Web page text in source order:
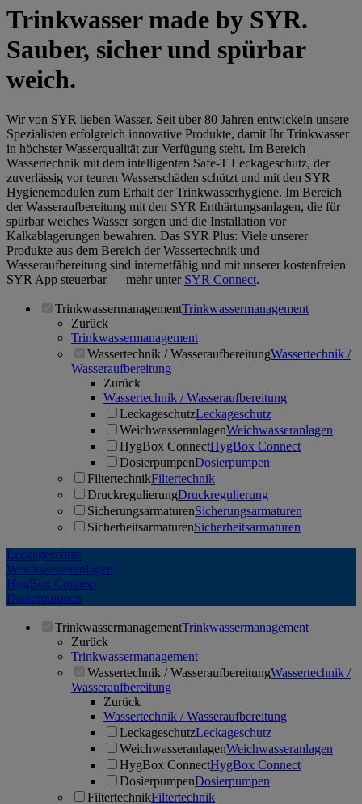
Trinkwasser made by SYR.
Sauber, sicher und spürbar
weich.
Wir von SYR lieben Wasser. Seit über 80 Jahren entwickeln unsere
Spezialisten erfolgreich innovative Produkte, damit Ihr Trinkwasser
in höchster Wasserqualität zur Verfügung steht. Im Bereich
Wassertechnik mit dem intelligenten Safe-T Leckageschutz, der
zuverlässig vor teuren Wasserschäden schützt und mit den SYR
Hygienemodulen zum Erhalt der Trinkwasserhygiene. Im Bereich
der Wasseraufbereitung mit den SYR Enthärtungsanlagen, die für
spürbar weiches Wasser sorgen und die Installation vor
Kalkablagerungen bewahren. Das SYR Plus: Viele unserer
Produkte aus dem Bereich der Wassertechnik und
Wasseraufbereitung sind internetfähig und mit unserer kostenfreien
SYR App steuerbar — mehr unter SYR Connect.
TrinkwassermanagementTrinkwassermanagement
Zurück
Trinkwassermanagement
Wassertechnik / WasseraufbereitungWassertechnik /
Wasseraufbereitung
Zurück
Wassertechnik / Wasseraufbereitung
LeckageschutzLeckageschutz
WeichwasseranlagenWeichwasseranlagen
HygBox ConnectHygBox Connect
DosierpumpenDosierpumpen
FiltertechnikFiltertechnik
DruckregulierungDruckregulierung
SicherungsarmaturenSicherungsarmaturen
SicherheitsarmaturenSicherheitsarmaturen
Leckageschutz
Weichwasseranlagen
HygBox Connect
Dosierpumpen
TrinkwassermanagementTrinkwassermanagement
Zurück
Trinkwassermanagement
Wassertechnik / WasseraufbereitungWassertechnik /
Wasseraufbereitung
Zurück
Wassertechnik / Wasseraufbereitung
LeckageschutzLeckageschutz
WeichwasseranlagenWeichwasseranlagen
HygBox ConnectHygBox Connect
DosierpumpenDosierpumpen
FiltertechnikFiltertechnik